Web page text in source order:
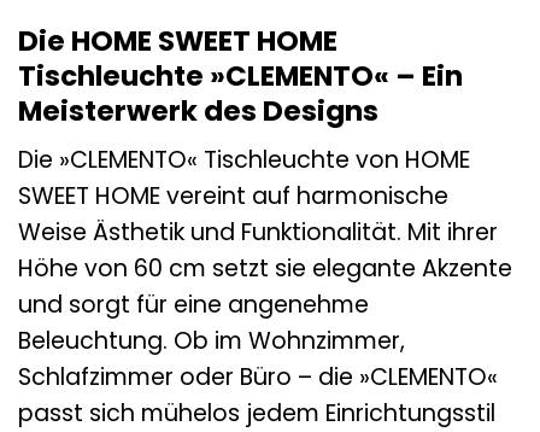
Die HOME SWEET HOME
Tischleuchte »CLEMENTO« – Ein
Meisterwerk des Designs
Die »CLEMENTO« Tischleuchte von HOME
SWEET HOME vereint auf harmonische
Weise Ästhetik und Funktionalität. Mit ihrer
Höhe von 60 cm setzt sie elegante Akzente
und sorgt für eine angenehme
Beleuchtung. Ob im Wohnzimmer,
Schlafzimmer oder Büro – die »CLEMENTO«
passt sich mühelos jedem Einrichtungsstil